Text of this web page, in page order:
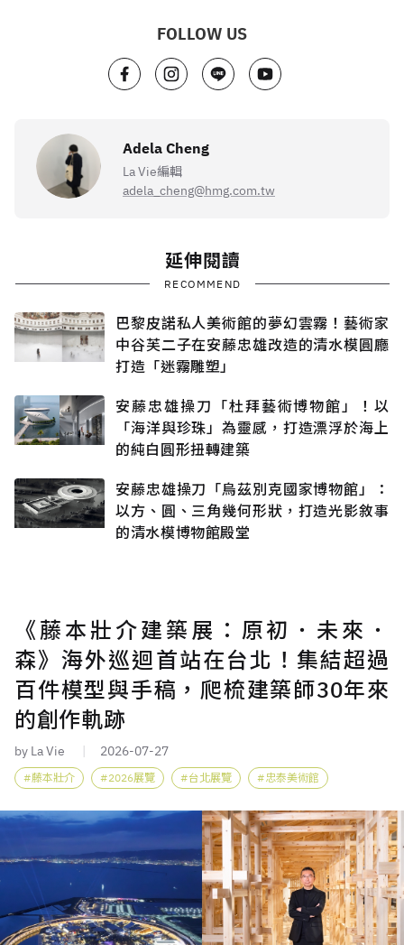
FOLLOW US
Adela Cheng
La Vie編輯
adela_cheng@hmg.com.tw
延伸閱讀
RECOMMEND
巴黎皮諾私人美術館的夢幻雲霧！藝術家
中谷芙二子在安藤忠雄改造的清水模圓廳
打造「迷霧雕塑」
安藤忠雄操刀「杜拜藝術博物館」！以
「海洋與珍珠」為靈感，打造漂浮於海上
的純白圓形扭轉建築
安藤忠雄操刀「烏茲別克國家博物館」：
以方、圓、三角幾何形狀，打造光影敘事
的清水模博物館殿堂
《藤本壯介建築展：原初．未來．
森》海外巡迴首站在台北！集結超過
百件模型與手稿，爬梳建築師30年來
的創作軌跡
by La Vie 2026-07-27
藤本壯介 2026展覽 台北展覽 忠泰美術館